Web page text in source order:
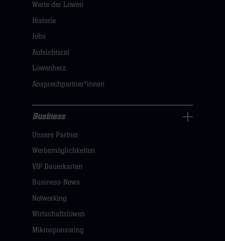
uns
Navigation
öffnen,
hier
Werte der Löwen
Historie
Jobs
Aufsichtsrat
Löwenherz
Ansprechpartner*innen
Navigation
öffnen,
dann
klicken
Business
Unsere Partner
Werbemöglichkeiten
VIP Dauerkarten
Business-News
Networking
Wirtschaftslöwen
Mikrosponsoring